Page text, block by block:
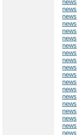
news
news
news
news
news
news
news
news
news
news
news
news
news
news
news
news
news
news
news